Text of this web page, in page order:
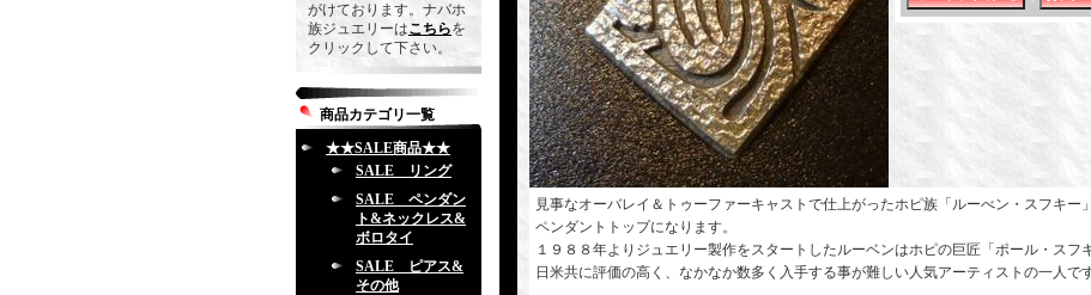
がけております。ナバホ
族ジュエリーはこちらを
クリックして下さい。
商品カテゴリ一覧
★★SALE商品★★
SALE リング
SALE ペンダン
ト&ネックレス&
ボロタイ
SALE ピアス&
その他
見事なオーバレイ＆トゥーファーキャストで仕上がったホピ族「ルーべン・スフキー
ペンダントトップになります。
１９８８年よりジュエリー製作をスタートしたルーベンはホピの巨匠「ポール・スフ
日米共に評価の高く、なかなか数多く入手する事が難しい人気アーティストの一人です